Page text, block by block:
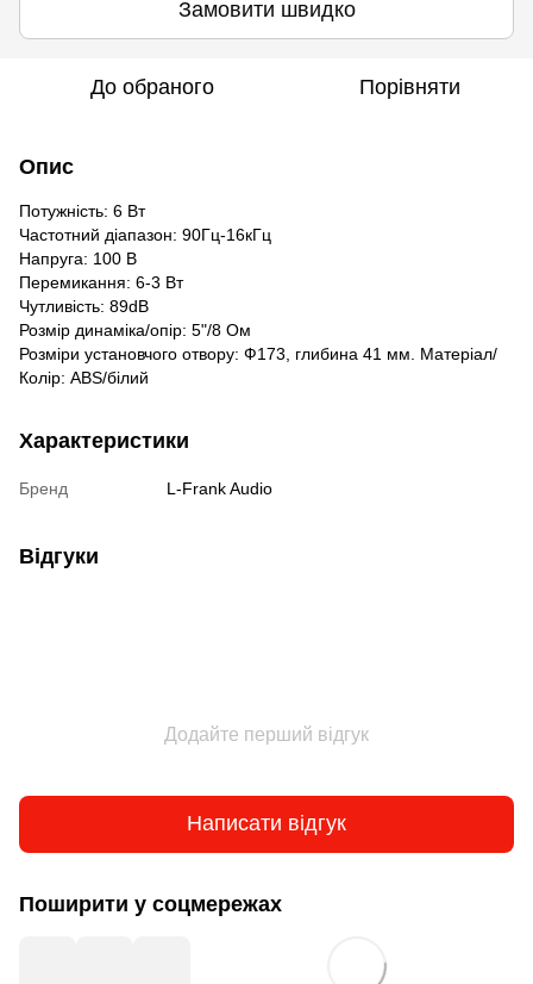
Замовити швидко
До обраного Порівняти
Опис
Потужність: 6 Вт
Частотний діапазон: 90Гц-16кГц
Напруга: 100 В
Перемикання: 6-3 Вт
Чутливість: 89dB
Розмір динаміка/опір: 5"/8 Ом
Розміри установчого отвору: Ф173, глибина 41 мм. Матеріал/
Колір: ABS/білий
Характеристики
Бренд L-Frank Audio
Відгуки
Додайте перший відгук
Написати відгук
Поширити у соцмережах